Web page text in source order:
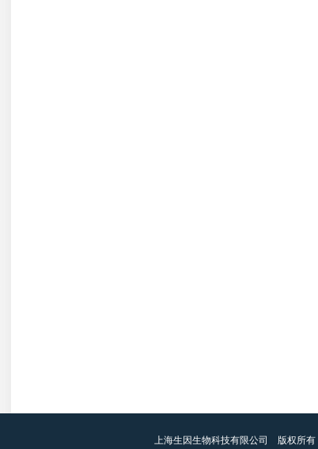
上海生因生物科技有限公司 版权所有